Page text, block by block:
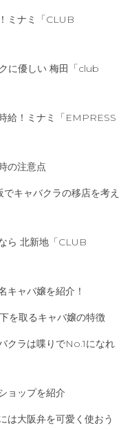
ミナミ「CLUB
に優しい 梅田「club
給！ミナミ「EMPRESS
の注意点
キャバクラの移店を考え
ら 北新地「CLUB
キャバ嬢を紹介！
を取るキャバ嬢の特徴
クラは喋りでNo.1になれ
ョップを紹介
は大阪弁を可愛く使おう